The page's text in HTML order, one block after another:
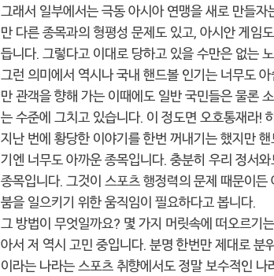
그래서 일부에서는 극동 아시아 연맹을 새로 만들
만 다른 종목과의 형평성 문제도 있고, 아시안 게임
듭니다. 그렇다고 이대로 당하고 있을 수만은 없는
그런 의미에서 역시나 국내 핸드볼 인기는 너무도
만 관객을 향해 가는 이때에도 일반 국민들은 물론
는 수준에 그치고 있습니다. 이 정도면 오호통재라!
지난 번에 황당한 이야기를 한번 꺼내기는 했지만
기엔 너무도 아까운 종목입니다. 충분히 우리 정서
종목입니다. 그것이 스포츠 행정력의 문제 때문이
붐을 일으키기 위한 움직임이 필요하다고 봅니다.
그 방법이 무엇일까요? 몇 가지 머릿속에 떠오르기
아서 저 역시 고민 중입니다. 분명 한번만 제대로
이라는 나라는 스포츠 취향에서도 정말 보수적인 나